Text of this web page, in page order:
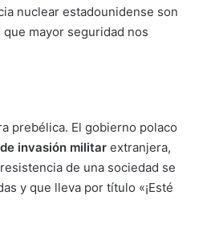
nuclear estadounidense son
mayor seguridad nos
prebélica. El gobierno polaco
invasión militar extranjera,
de una sociedad se
y que lleva por título «¡Esté